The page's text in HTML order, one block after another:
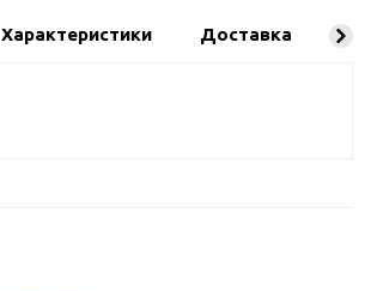
Характеристики Доставка